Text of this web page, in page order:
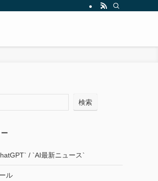
検索
/ `AI最新ニュース`
ル